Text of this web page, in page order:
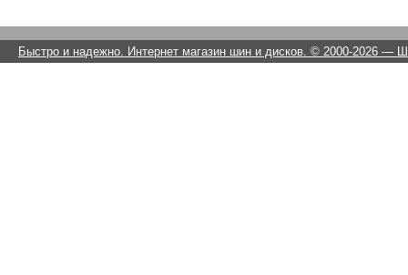
Быстро и надежно. Интернет магазин шин и дисков. © 2000-2026 —